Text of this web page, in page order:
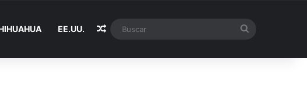
EE.UU. Random Article